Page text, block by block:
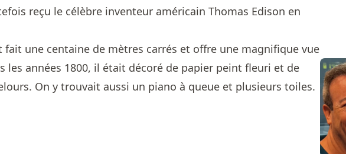
reçu le célèbre inventeur américain Thomas Edison en
fait une centaine de mètres carrés et offre une magnifique vue
les années 1800, il était décoré de papier peint fleuri et de
On y trouvait aussi un piano à queue et plusieurs toiles.